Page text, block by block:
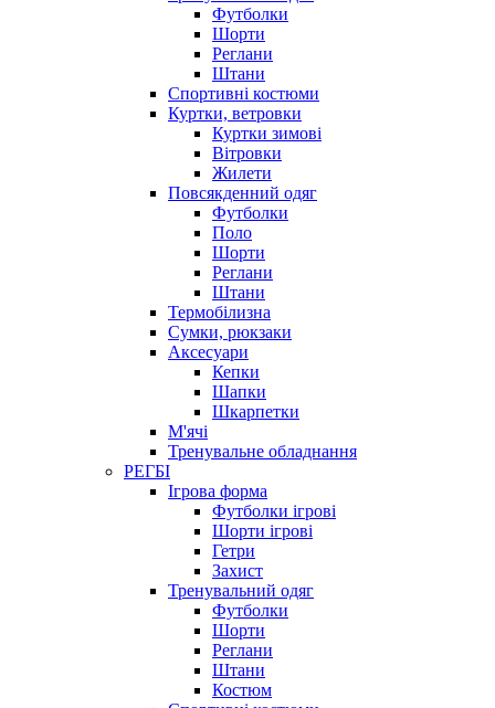
Футболки
Шорти
Реглани
Штани
Спортивні костюми
Куртки, ветровки
Куртки зимові
Вітровки
Жилети
Повсякденний одяг
Футболки
Поло
Шорти
Реглани
Штани
Термобілизна
Сумки, рюкзаки
Аксесуари
Кепки
Шапки
Шкарпетки
М'ячі
Тренувальне обладнання
РЕГБІ
Ігрова форма
Футболки ігрові
Шорти ігрові
Гетри
Захист
Тренувальний одяг
Футболки
Шорти
Реглани
Штани
Костюм